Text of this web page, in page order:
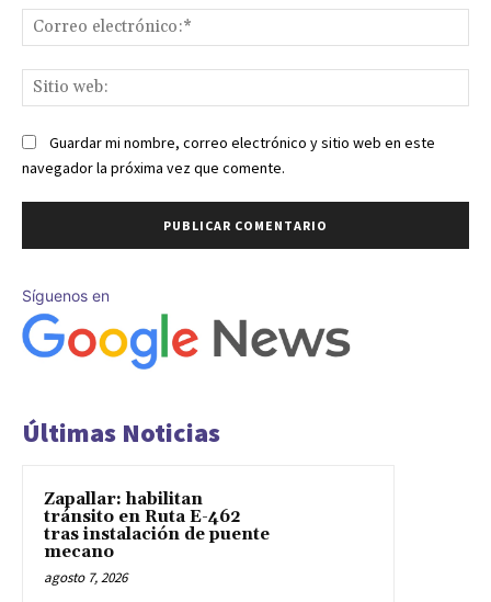
Guardar mi nombre, correo electrónico y sitio web en este
navegador la próxima vez que comente.
Síguenos en
Últimas Noticias
Zapallar: habilitan
tránsito en Ruta E-462
tras instalación de puente
mecano
agosto 7, 2026